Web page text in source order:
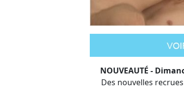
Le manplus :
Doté d'une
n’équivaut pas à la
Chris Damned montre à Dex
-